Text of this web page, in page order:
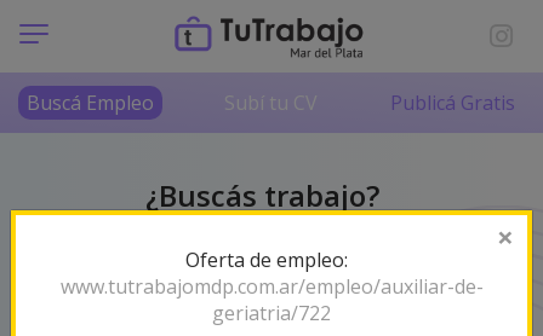
Buscá Empleo Subí tu CV Publicá Gratis
¿Buscás trabajo?
Somos tu radar de empleos en Mar del Plata y la
zona. ¡Encontrá tu próximo desafío profesional!
×
Oferta de empleo:
www.tutrabajomdp.com.ar/empleo/auxiliar-de-
geriatria/722